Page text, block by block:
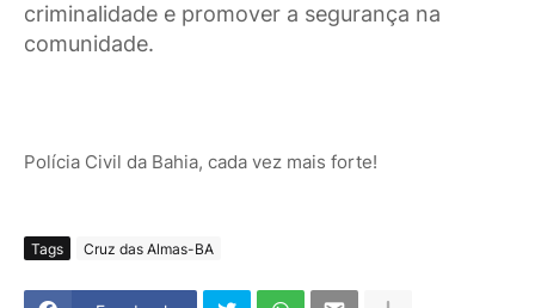
criminalidade e promover a segurança na
comunidade.
Polícia Civil da Bahia, cada vez mais forte!
Tags Cruz das Almas-BA